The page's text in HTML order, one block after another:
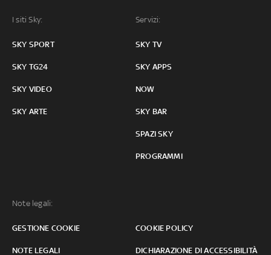
I siti Sky:
SKY SPORT
SKY TG24
SKY VIDEO
SKY ARTE
Servizi:
SKY TV
SKY APPS
NOW
SKY BAR
SPAZI SKY
PROGRAMMI
Note legali:
GESTIONE COOKIE COOKIE POLICY
NOTE LEGALI DICHIARAZIONE DI ACCESSIBILITÀ